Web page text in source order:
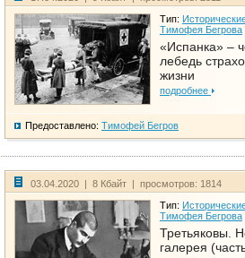
Тип:
Тимофея Бегрова
«Испанка» –
лебедь
жизни
подробнее
Предоставлено: Тимофей Бегров
03.04.2020 | 8 Кбайт | просмотров: 1814
Тип:
Тимофея Бегрова
Третьяковы.
галерея